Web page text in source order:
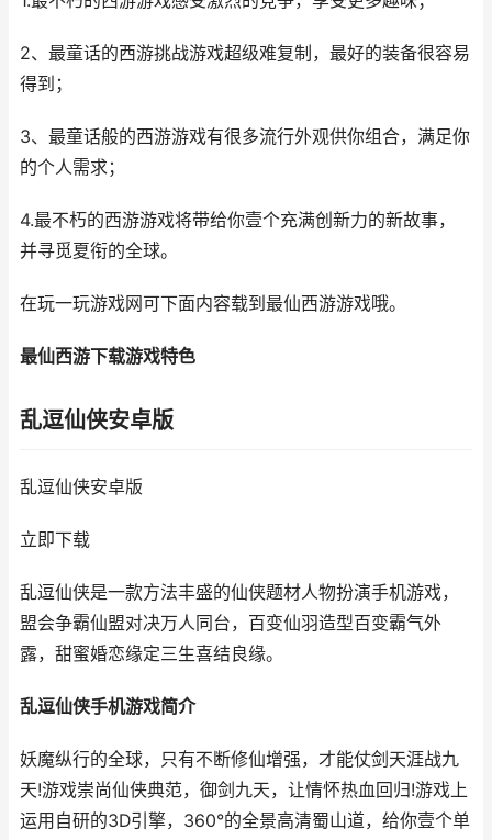
2、最童话的西游挑战游戏超级难复制，最好的装备很容易
得到；
3、最童话般的西游游戏有很多流行外观供你组合，满足你
的个人需求；
4.最不朽的西游游戏将带给你壹个充满创新力的新故事，
并寻觅夏衔的全球。
在玩一玩游戏网可下面内容载到最仙西游游戏哦。
最仙西游下载游戏特色
乱逗仙侠安卓版
乱逗仙侠安卓版
立即下载
乱逗仙侠是一款方法丰盛的仙侠题材人物扮演手机游戏，
盟会争霸仙盟对决万人同台，百变仙羽造型百变霸气外
露，甜蜜婚恋缘定三生喜结良缘。
乱逗仙侠手机游戏简介
妖魔纵行的全球，只有不断修仙增强，才能仗剑天涯战九
天!游戏崇尚仙侠典范，御剑九天，让情怀热血回归!游戏上
运用自研的3D引擎，360°的全景高清蜀山道，给你壹个单